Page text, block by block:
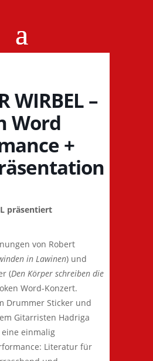
WIRBEL –
Word
+
präsentiert
von Robert
in Lawinen) und
(Den Körper schreiben die
Word-Konzert.
Drummer Sticker und
Gitarristen Hadriga
einmalig
Literatur für